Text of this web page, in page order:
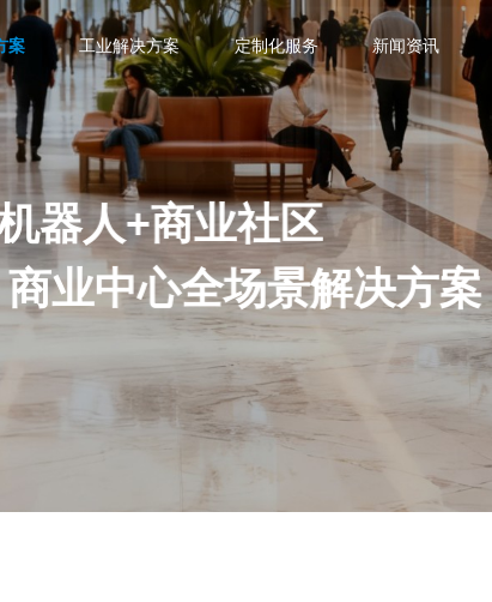
具身智能零售分拣+配
全自主智慧零售机器
案
机器人+医院
工业解决方案 定制化服务 新闻资讯
器人+商业社区
业中心全场景解决方案